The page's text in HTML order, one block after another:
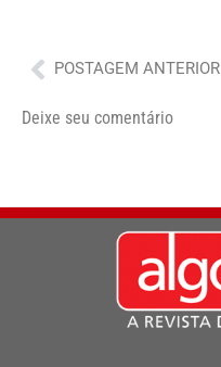
Anterior
POSTAGEM ANTERIOR
Deixe seu comentário